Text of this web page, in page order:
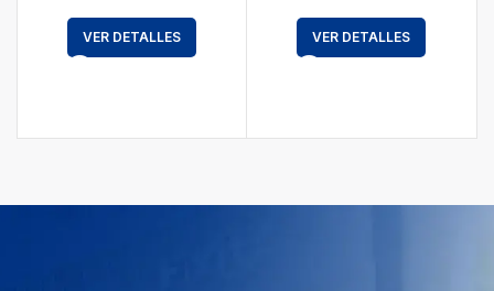
VER DETALLES VER DETALLES